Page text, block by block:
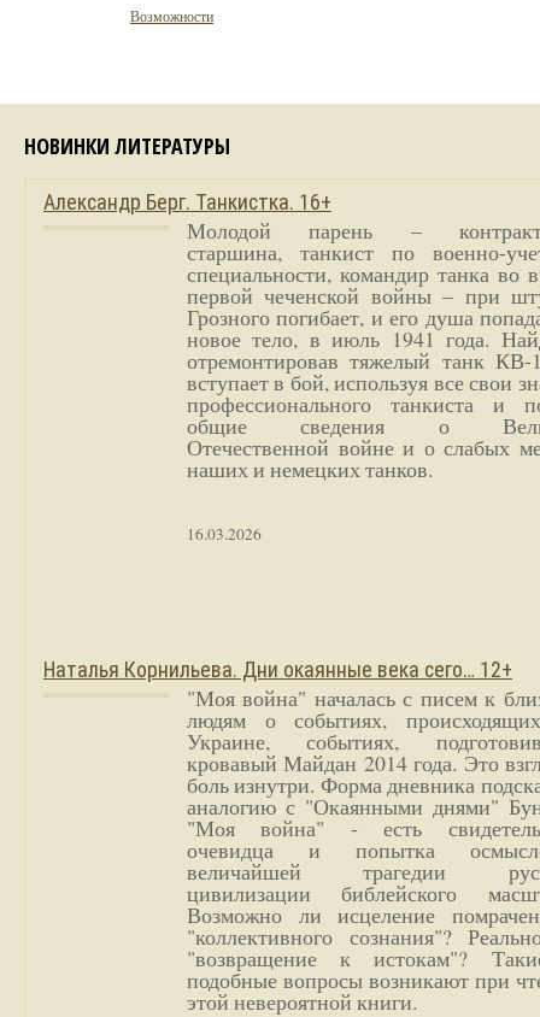
Возможности
НОВИНКИ ЛИТЕРАТУРЫ
Александр Берг. Танкистка. 16+
Молодой парень –
старшина, танкист по военно-
специальности, командир танка во
первой чеченской войны – при
Грозного погибает, и его душа
новое тело, в июль 1941 года.
отремонтировав тяжелый танк
вступает в бой, используя все свои
профессионального танкиста и
общие сведения о
Отечественной войне и о слабых
наших и немецких танков.
16.03.2026
Наталья Корнильева. Дни окаянные века сего… 12+
"Моя война" началась с писем к
людям о событиях,
Украине, событиях,
кровавый Майдан 2014 года. Это
боль изнутри. Форма дневника
аналогию с "Окаянными днями"
"Моя война" - есть
очевидца и попытка
величайшей трагедии
цивилизации библейского
Возможно ли исцеление
"коллективного сознания"?
"возвращение к истокам"?
подобные вопросы возникают при
этой невероятной книги.